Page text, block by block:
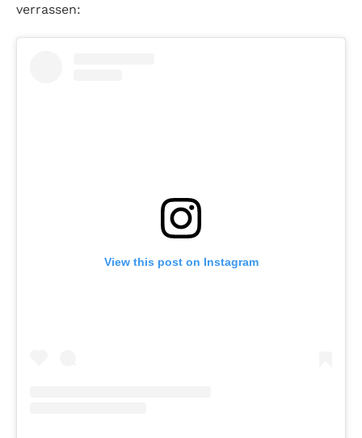
verrassen:
View this post on Instagram